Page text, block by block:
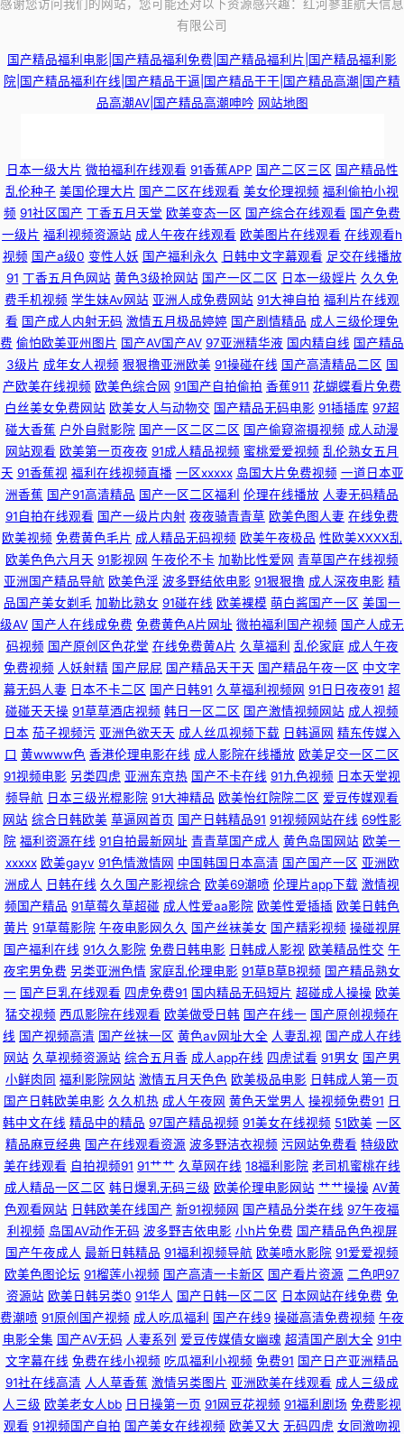
感谢您访问我们的网站，您可能还对以下资源感兴趣：红河寥韭航天信息
有限公司
国产精品福利电影|国产精品福利免费|国产精品福利片|国产精品福利影
院|国产精品福利在线|国产精品干逼|国产精品干干|国产精品高潮|国产精
品高潮AV|国产精品高潮呻吟 网站地图
91TV成人片 欧美性爱亚洲色图 AV福利啪啪 性欧美足交 国产精品一级久久
国产亚洲精品中文人 91老司机深夜福利 人人操国产精品 99九九久久 肏屄资
源网 国产欧美 玖玖免费小视频 日韩国产成人在线 先锋影音色色va 最新黑料
吃瓜AV 91秦先生视频系列 91做爱官方网站 肏屄视屏 不卡AV电影在线 肏屄
视屏 丁香乱轮 国产三级一区二区 久久高潮国产精品 美女视频 日韩AV一区
日韩一级视频 在线影院福利 91视频网站在 草莓视频免费观看 高清成人三级
网址 后入影院 麻豆五月久久 欧美淫乱一二三区 色男人夜天堂av 五月花影院
最新国产伊人久久 91爱爱情色视频 91免费福利在线视频 91网站入口桃色 99
热亚洲福利 超碰97人人操人人摸 福利社伊人 国产黄精品视频 久草资源福利
站 熟女一区二区三区久久 欧美在线视频1 操国产在线 91直接观看网站 91视
频观看 欧美物业精品 青青草超踫 青青草网av黄色在线 熟女一区二区 五月激
一级视频 玖玖re热 久久精品中文字幕麻豆 国产精品国产A片视屏 91看片app
91字慕网 白虎91 国内性爱肏屄视频 九九肏肏 密桃网站 欧美91综合色图影院
婷婷五月九一在线 先锋影音久久 亚洲精品无码一区二区 亚洲无码激情文学
91麻豆国产 91泰国大片 99国内精品 www綜合av 国产黑料福利社 91黄色网
入口 婷婷福利社 avvt亚洲一区 人妖欧美第一射 影音先锋av最新资源 91免费
超碰 大香蕉在线54 福利Av在线播放 黑丝影院91 男人天堂TV 日韩免费成人
网 91自摸 日日操男人天堂 国产乱轮电影 91久久国产福利导航 91色情直播
日本福利福利福利视频 精品图区 91深夜网站色 日韩鲁丝无码 AV偷拍天堂 偷
拍伊人大香蕉 黑丝美女白虎 91海角 欧美成人日韩 97资源国产共享 日韩福利
一区 操BK爱爱 五月天99久久 超碰毛爽操 污黄10 成人看片51 亚洲狼友 久草
在线视频福利 91色色资源 日韩高清无码社区 av资源天堂 91苍苍影院 欧美吧
网址n 伊人涩大香蕉 日韩淫淫网 欧美91第一二三区 俺去啦中文网 先锋影音
资源5月天 欧美wwwsss 国产自产精品 国产麻豆精品在线 91永久免费网站
中文字幕无码伦区 日韩熟女合集久久 国产另类中文字幕 91在线精品免费视
频 91黄色网入口 国产AV第一导航 91网址大全 91探花在线观看视频 91叉逼
少妇肏屄视频 欧美在线看 黑人操学生妹 日韩五码 免费毛片基地 AV丁香七月
日本一级大片 微拍福利在线观看 91香蕉APP 国产二区三区 国产精品性
乱伦种子 美国伦理大片 国产二区在线观看 美女伦理视频 福利偷拍小视
频 91社区国产 丁香五月天堂 欧美变态一区 国产综合在线观看 国产免费
一级片 福利视频资源站 成人午夜在线观看 欧美图片在线观看 在线观看h
视频 国产a级0 变性人妖 国产福利永久 日韩中文字幕观看 足交在线播放
91 丁香五月色网站 黄色3级抢网站 国产一区二区 日本一级婬片 久久免
费手机视频 学生妹Av网站 亚洲人成免费网站 91大神自拍 福利片在线观
看 国产成人内射无码 激情五月极品婷婷 国产剧情精品 成人三级伦理免
费 偷怕欧美亚州图片 国产AV国产AV 97亚洲精华液 国内精自线 国产精品
3级片 成年女人视频 狠狠撸亚洲欧美 91操碰在线 国产高清精品二区 国
产欧美在线视频 欧美色综合网 91国产自拍偷拍 香蕉911 花蝴蝶看片免费
白丝美女免费网站 欧美女人与动物交 国产精品无码电影 91插插库 97超
碰大香蕉 户外自慰影院 国产一区二区二区 国产偷窥盗摄视频 成人动漫
网站观看 欧美第一页夜夜 91成人精品视频 蜜桃爱爱视频 乱伦熟女五月
天 91香蕉视 福利在线视频直播 一区xxxxx 岛国大片免费视频 一道日本亚
洲香蕉 国产91高清精品 国产一区二区福利 伦理在线播放 人妻无码精品
91自拍在线观看 国产一级片内射 夜夜骑青青草 欧美色图人妻 在线免费
欧美视频 免费黄色毛片 成人精品无码视频 欧美午夜极品 性欧美ⅩⅩⅩⅩ乱
欧美色色六月天 91影视网 午夜伦不卡 加勒比性爱网 青草国产在线视频
亚洲国产精品导航 欧美色淫 波多野结依电影 91狠狠撸 成人深夜电影 精
品国产美女剃毛 加勒比熟女 91碰在线 欧美裸模 萌白酱国产一区 美国一
级AV 国产人在线成免费 免费黄色A片网址 微拍福利国产视频 国产人成无
码视频 国产原创区色花堂 在线免费黄A片 久草福利 乱伦家庭 成人午夜
免费视频 人妖射精 国产屁屁 国产精品天干天 国产精品午夜一区 中文字
幕无码人妻 日本不卡二区 国产日韩91 久草福利视频网 91日日夜夜91 超
碰碰天天操 91草草酒店视频 韩日一区二区 国产激情视频网站 成人视频
日本 茄子视频污 亚洲色欲天天 成人丝瓜视频下载 日韩逼网 精东传媒入
口 黄wwww色 香港伦理电影在线 成人影院在线播放 欧美足交一区二区
91视频电影 另类四虎 亚洲东京热 国产不卡在线 91九色视频 日本天堂视
频导航 日本三级光棍影院 91大神精品 欧美怡红院院二区 爱豆传媒观看
网站 综合日韩欧美 草逼网首页 国产日韩精品91 91视频网站在线 69性影
院 福利资源在线 91自拍最新网址 青青草国产成人 黄色岛国网站 欧美一
xxxxx 欧美gayv 91色情激情网 中国韩国日本高清 国产国产一区 亚洲欧
洲成人
日韩在线 久久国产影视综合 欧美69潮喷 伦理片app下载 激情视
频国产精品 91草莓久草超碰 成人性爱aa影院 欧美性爱插插 欧美日韩色
黄片 91草莓影院 午夜电影网久久 国产丝袜美女 国产精彩视频 操碰视屏
国产福利在线 91久久影院 免费日韩电影 日韩成人影视 欧美精品性交 午
夜宅男免费 另类亚洲色情 家庭乱伦理电影 91草B草B视频 国产精品熟女
一 国产巨乳在线观看 四虎免费91 国内精品无码短片 超碰成人操操 欧美
猛交视频 西瓜影院在线观看 欧美做受日韩 国产在线一 国产原创视频在
线 国产视频高清 国产丝袜一区 黄色av网址大全 人妻乱视 国产成人在线
网站 久草视频资源站 综合五月香 成人app在线 四虎试看 91男女 国产男
小鲜肉同 福利影院网站 激情五月天色色 欧美极品电影 日韩成人第一页
国产日韩欧美电影 久久机热 成人午夜网 黄色天堂男人 操视频免费91 日
韩中文在线 精品中的精品 97国产精品视频 91美女在线视频 51欧美 一区
精品麻豆经典 国产在线观看资源 波多野洁衣视频 污网站免费看 特级欧
美在线观看 自拍视频91 91艹艹 久草网在线 18福利影院 老司机蜜桃在线
成人精品一区二区 韩日爆乳无码三级 欧美伦理电影网站 艹艹操操 AV黄
色观看网站 日韩欧美在线国产 新91视频网 国产精品分类在线 97午夜福
利视频 岛国AV动作无码 波多野吉依电影 小h片免费 国产精品色色视屏
国产午夜成人 最新日韩精品 91福利视频导航 欧美喷水影院 91爱爱视频
欧美色图论坛 91榴莲小视频 国产高清一卡新区 国产看片资源 二色吧97
资源站 欧美日韩另类0 91华人 国产日韩一区二区 日本网站在线免费 免
费潮喷 91原创国产视频 成人吃瓜福利 国产在线9 操碰高清免费视频 午夜
电影全集 国产AV无码 人妻系列 爱豆传媒倩女幽魂 超清国产剧大全 91中
文字幕在线 免费在线小视频 吃瓜福利小视频 免费91 国产日产亚洲精品
91社在线高清 人人草香蕉 激情另类图片 亚洲欧美在线观看 成人三级成
人三级 欧美老女人bb 日日操第一页 91网豆花视频 91福利剧场 免费影视
观看 91视频国产自拍 国产美女在线视频 欧美又大 无码四虎 女同激吻视